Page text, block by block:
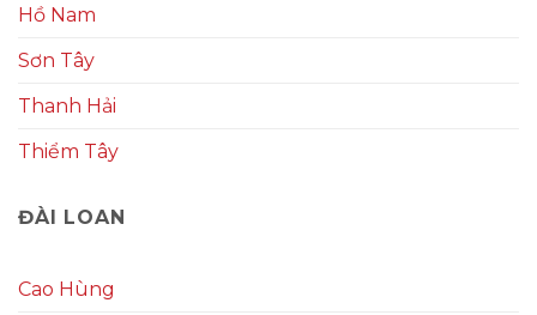
Hồ Nam
Sơn Tây
Thanh Hải
Thiểm Tây
ĐÀI LOAN
Cao Hùng